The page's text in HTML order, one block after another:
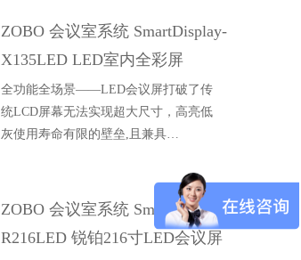
ZOBO 会议室系统 SmartDisplay-
X135LED LED室内全彩屏
全功能全场景——LED会议屏打破了传
统LCD屏幕无法实现超大尺寸，高亮低
灰使用寿命有限的壁垒,且兼具…
ZOBO 会议室系统 SmartDisplay-
R216LED 锐铂216寸LED会议屏